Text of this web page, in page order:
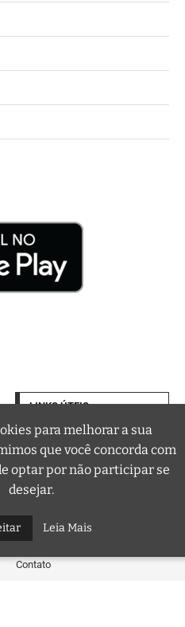
LINKS ÚTEIS
Termos de Uso
Política de Privacidade
Podcasts
Reservados a Curta FM
Contato
para melhorar a sua
que você concorda com
optar por não participar se
desejar.
Leia Mais